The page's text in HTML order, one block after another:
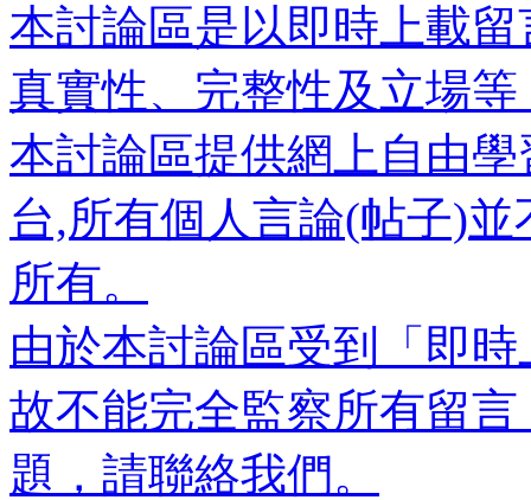
本討論區是以即時上載
真實性、完整性及立場
本討論區提供網上自由
台,所有個人言論(帖子)
所有。
由於本討論區受到「即
故不能完全監察所有留
題，請聯絡我們。